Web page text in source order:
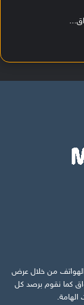
من خلال عرض
كما نقوم برصد كل
الهامة.